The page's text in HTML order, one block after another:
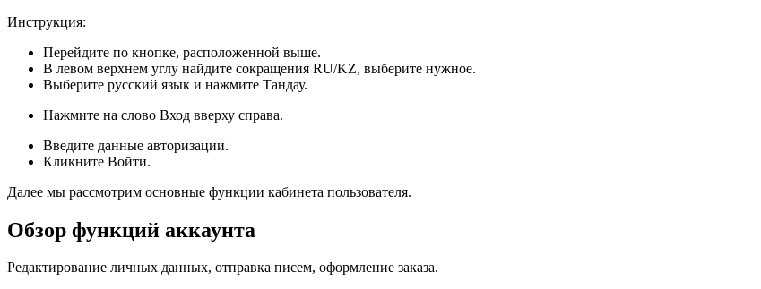
Инструкция:
Перейдите по кнопке, расположенной выше.
В левом верхнем углу найдите сокращения RU/KZ, выберите нужное.
Выберите русский язык и нажмите Тандау.
Нажмите на слово Вход вверху справа.
Введите данные авторизации.
Кликните Войти.
Далее мы рассмотрим основные функции кабинета пользователя.
Обзор функций аккаунта
Редактирование личных данных, отправка писем, оформление заказа.